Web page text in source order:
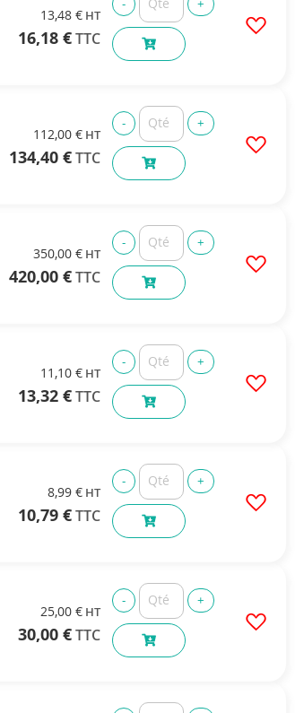
13,48 €
16,18 €
112,00 €
134,40 €
350,00 €
420,00 €
11,10 €
13,32 €
8,99 €
10,79 €
25,00 €
30,00 €